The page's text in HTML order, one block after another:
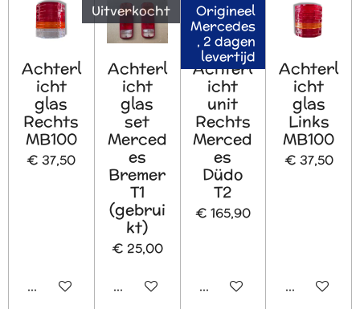
Achterl
icht
glas
Rechts
MB100
€ 37,50
In winkelwagen
Uitverkocht
Achterl
icht
glas
set
Merced
es
Bremer
T1
(gebrui
kt)
€ 25,00
Houd mij op de hoogte
Origineel
Mercedes
, 2 dagen
levertijd
Achterl
icht
unit
Rechts
Merced
es
Düdo
T2
€ 165,90
In winkelwagen
Achterl
icht
glas
Links
MB100
€ 37,50
In